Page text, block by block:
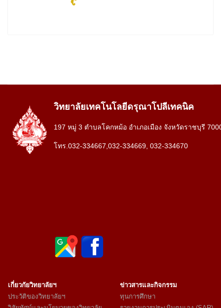
วิทยาลัยเทคโนโลยีดรุณาโปลีเทคนิค
197 หมู่ 3 ตำบลโคกหม้อ อำเภอเมือง จังหวัดราชบุรี
โทร.032-334667,032-334669, 032-334670
เกี่ยวกัยวิทยาลัยฯ
ข่าวสารและกิจกรรม
ประวัติของวิทยาลัยฯ
ทุนการศึกษา